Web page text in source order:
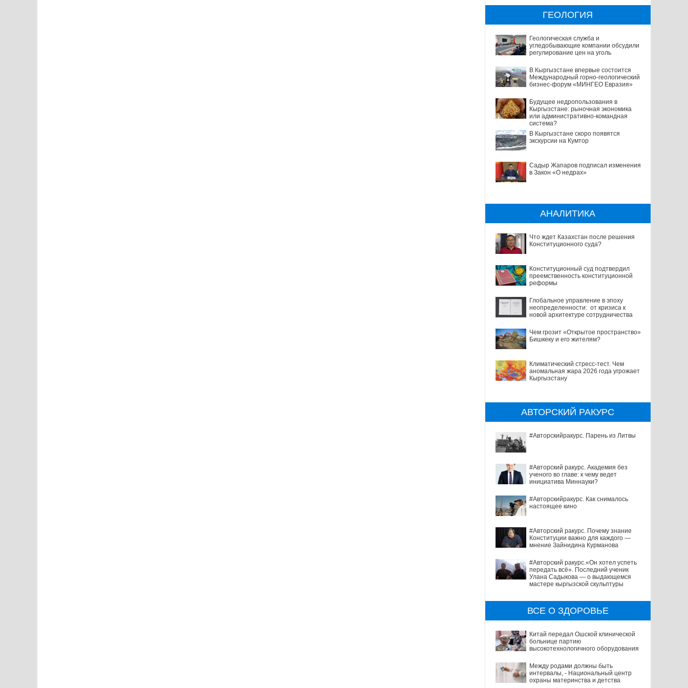
ГЕОЛОГИЯ
Геологическая служба и
угледобывающие компании обсудили
регулирование цен на уголь
В Кыргызстане впервые состоится
Международный горно-геологический
бизнес-форум «МИНГЕО Евразия»
Будущее недропользования в
Кыргызстане: рыночная экономика
или административно-командная
система?
В Кыргызстане скоро появятся
экскурсии на Кумтор
Садыр Жапаров подписал изменения
в Закон «О недрах»
АНАЛИТИКА
Что ждет Казахстан после решения
Конституционного суда?
Конституционный суд подтвердил
преемственность конституционной
реформы
Глобальное управление в эпоху
неопределенности: от кризиса к
новой архитектуре сотрудничества
Чем грозит «Открытое пространство»
Бишкеку и его жителям?
Климатический стресс-тест. Чем
аномальная жара 2026 года угрожает
Кыргызстану
АВТОРСКИЙ РАКУРС
#Авторскийракурс. Парень из Литвы
#Авторский ракурс. Академия без
ученого во главе: к чему ведет
инициатива Миннауки?
#Авторскийракурс. Как снималось
настоящее кино
#Авторский ракурс. Почему знание
Конституции важно для каждого —
мнение Зайнидина Курманова
#Авторский ракурс.«Он хотел успеть
передать всё». Последний ученик
Улана Садыкова — о выдающемся
мастере кыргызской скульптуры
ВСЕ О ЗДОРОВЬЕ
Китай передал Ошской клинической
больнице партию
высокотехнологичного оборудования
Между родами должны быть
интервалы, - Национальный центр
охраны материнства и детства